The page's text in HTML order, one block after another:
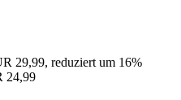
29,99, reduziert um 16%
24,99